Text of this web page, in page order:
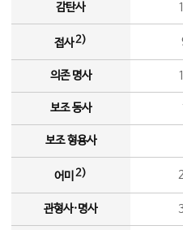
감탄사
접사2)
의존 명사
보조 동사
보조 형용사
어미 2)
관형사·명사